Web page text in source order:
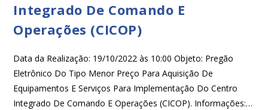
Integrado De Comando E
Operações (CICOP)
Data da Realização: 19/10/2022 às 10:00 Objeto: Pregão
Eletrônico Do Tipo Menor Preço Para Aquisição De
Equipamentos E Serviços Para Implementação Do Centro
Integrado De Comando E Operações (CICOP). Informações:…